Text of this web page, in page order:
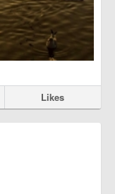
Likes